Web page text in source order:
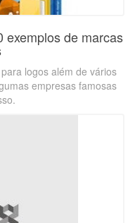
exemplos de marcas
logos além de vários
empresas famosas